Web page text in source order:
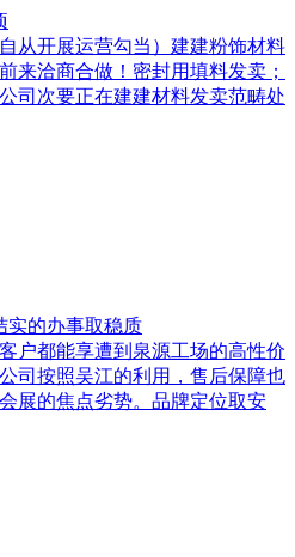
从开展运营勾当）建建粉饰材料
来洽商合做！密封用填料发卖；
司次要正在建建材料发卖范畴处
实的办事取稳质
户都能享遭到泉源工场的高性价
司按照吴江的利用，售后保障也
展的焦点劣势。品牌定位取安